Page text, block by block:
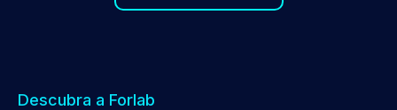
Descubra a Forlab